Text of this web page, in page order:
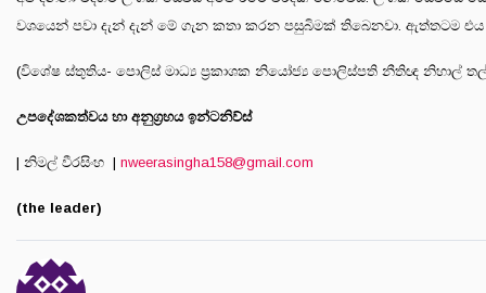
වශයෙන් පවා දැන් දැන් මේ ගැන කතා කරන පසුබිමක් තිබෙනවා. ඇත්තටම එය
(විශේෂ ස්තුතිය- පොලිස් මාධ්‍ය ප්‍රකාශක නියෝජ්‍ය පොලිස්පති නීතිඥ නිහාල්
උපදේශකත්වය හා අනුග්‍රහය ඉන්ටනිව්ස්
| නිමල් වීරසිංහ | nweerasingha158@gmail.com
(the leader)